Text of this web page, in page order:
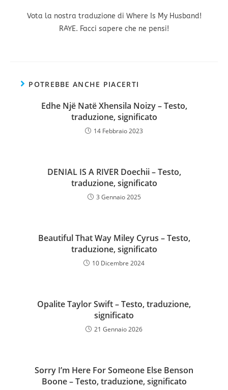
Vota la nostra traduzione di Where Is My Husband!
RAYE. Facci sapere che ne pensi!
POTREBBE ANCHE PIACERTI
Edhe Një Natë Xhensila Noizy – Testo,
traduzione, significato
14 Febbraio 2023
DENIAL IS A RIVER Doechii – Testo,
traduzione, significato
3 Gennaio 2025
Beautiful That Way Miley Cyrus – Testo,
traduzione, significato
10 Dicembre 2024
Opalite Taylor Swift – Testo, traduzione,
significato
21 Gennaio 2026
Sorry I’m Here For Someone Else Benson
Boone – Testo, traduzione, significato